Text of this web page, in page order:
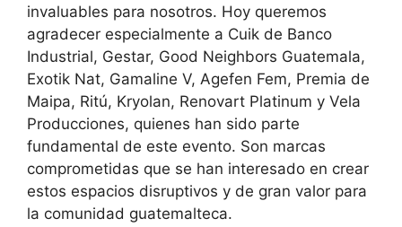
invaluables para nosotros. Hoy queremos
agradecer especialmente a Cuik de Banco
Industrial, Gestar, Good Neighbors Guatemala,
Exotik Nat, Gamaline V, Agefen Fem, Premia de
Maipa, Ritú, Kryolan, Renovart Platinum y Vela
Producciones, quienes han sido parte
fundamental de este evento. Son marcas
comprometidas que se han interesado en crear
estos espacios disruptivos y de gran valor para
la comunidad guatemalteca.